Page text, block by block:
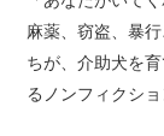
麻薬、窃盗、暴
ちが、介助犬を
るノンフィクショ